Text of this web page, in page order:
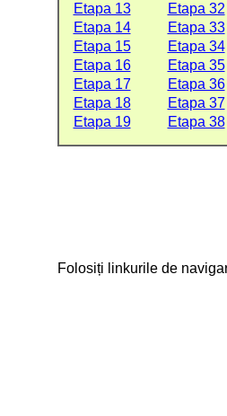
Etapa 13
Etapa 32
Etapa 14
Etapa 33
Etapa 15
Etapa 34
Etapa 16
Etapa 35
Etapa 17
Etapa 36
Etapa 18
Etapa 37
Etapa 19
Etapa 38
Folosiți linkurile de